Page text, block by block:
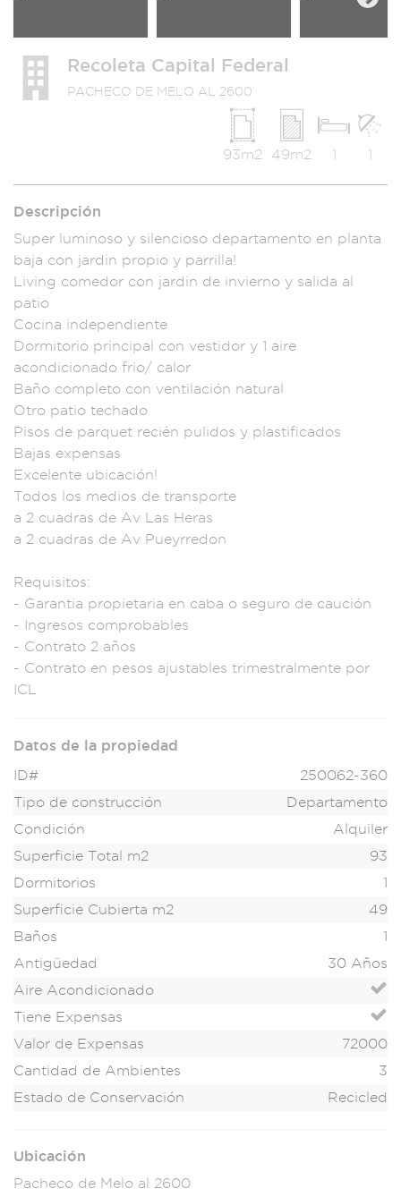
Recoleta Capital Federal
PACHECO DE MELO AL 2600
1
1
49m2
93m2
Descripción
Super luminoso y silencioso departamento en planta
baja con jardin propio y parrilla!
Living comedor con jardin de invierno y sal ida al
patio
Cocina independiente
Dormitorio principal con vestidor y 1 aire
acondicionado frio/ calor
Baño completo con ventilación natural
Otro patio techado
Pisos de parquet recién pulidos y plastificados
Bajas expensas
Excelente ubicación!
Todos los medios de transporte
a 2 cuadras de Av Las Heras
a 2 cuadras de Av Pueyrredon
Requisitos:
- Garantia propietaria en caba o seguro de caución
- Ingresos comprobab les
- Contrato 2 años
- Contrato en pesos ajustables trimestralmente por
ICL
Datos de la propiedad
ID#
250062-360
Tipo de construcción
Departamento
Condición
Alquiler
Superficie Total m2
93
Dormitorios
1
Superficie Cubierta m2
49
Baños
1
Antigüedad
30 Años
Aire Acondicionado
Tiene Expensas
Valor de Expensas
72000
Cantidad de Ambientes
3
Estado de Conservación
Recicled
Ubicación
Pacheco de Melo al 2600